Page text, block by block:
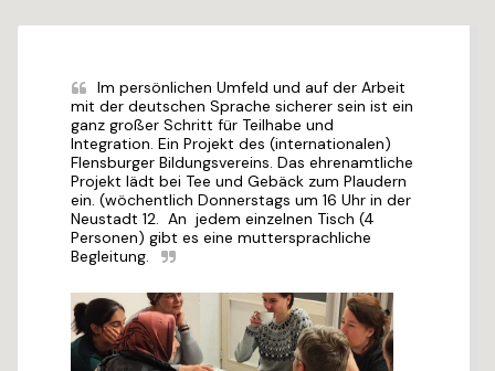
Im persönlichen Umfeld und auf der Arbeit
mit der deutschen Sprache sicherer sein ist ein
ganz großer Schritt für Teilhabe und
Integration. Ein Projekt des (internationalen)
Flensburger Bildungsvereins. Das ehrenamtliche
Projekt lädt bei Tee und Gebäck zum Plaudern
ein. (wöchentlich Donnerstags um 16 Uhr in der
Neustadt 12.  An  jedem einzelnen Tisch (4
Personen) gibt es eine muttersprachliche
Begleitung.